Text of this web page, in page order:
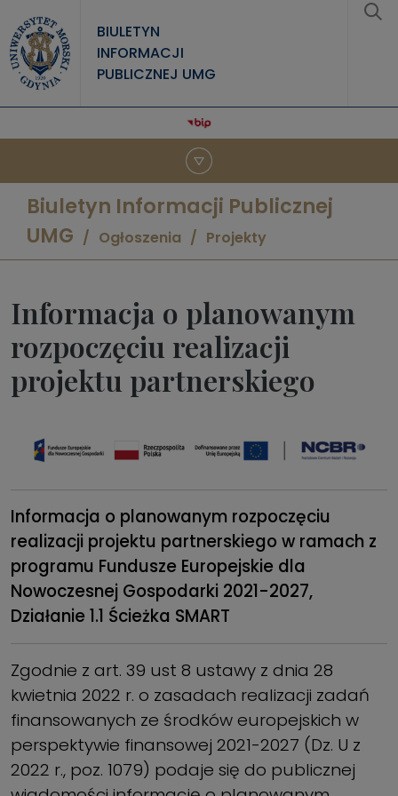
BIULETYN
INFORMACJI
PUBLICZNEJ UMG
Biuletyn Informacji Publicznej
UMG
Ogłoszenia Projekty
Informacja o planowanym
rozpoczęciu realizacji
projektu partnerskiego
Informacja o planowanym rozpoczęciu
realizacji projektu partnerskiego w ramach z
programu Fundusze Europejskie dla
Nowoczesnej Gospodarki 2021-2027,
Działanie 1.1 Ścieżka SMART
Zgodnie z art. 39 ust 8 ustawy z dnia 28
kwietnia 2022 r. o zasadach realizacji zadań
finansowanych ze środków europejskich w
perspektywie finansowej 2021-2027 (Dz. U z
2022 r., poz. 1079) podaje się do publicznej